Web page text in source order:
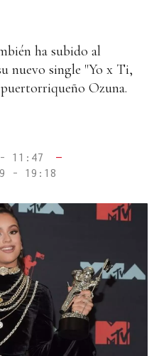
ha subido al
nuevo single "Yo x Ti,
Ozuna.
11:47
—
- 19:18